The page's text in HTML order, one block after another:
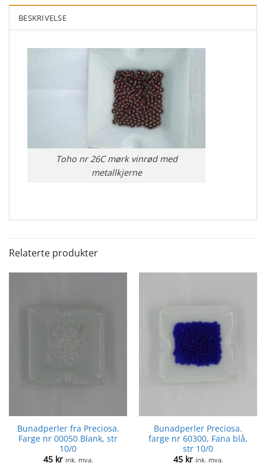
BESKRIVELSE
Toho nr 26C mørk vinrød med
metallkjerne
Relaterte produkter
Bunadperler fra Preciosa.
Farge nr 00050 Blank, str
10/0
45 kr ink. mva.
Bunadperler Preciosa.
farge nr 60300, Fana blå,
str 10/0
45 kr ink. mva.